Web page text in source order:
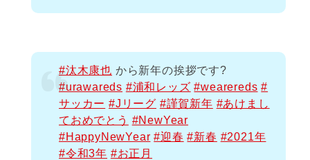
#汰木康也 から新年の挨拶です?
#urawareds #浦和レッズ #wearereds #
サッカー #Jリーグ #謹賀新年 #あけまし
ておめでとう #NewYear
#HappyNewYear #迎春 #新春 #2021年
#令和3年 #お正月